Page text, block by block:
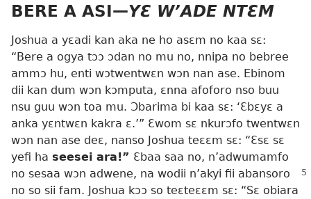
BERE A ASI​—YƐ W’ADE NTƐM
Joshua a yɛadi kan aka ne ho asɛm no kaa sɛ:
“Bere a ogya tɔɔ ɔdan no mu no, nnipa no bebree
ammɔ hu, enti wɔtwentwɛn wɔn nan ase. Ebinom
dii kan dum wɔn kɔmputa, ɛnna afoforo nso buu
nsu guu wɔn toa mu. Ɔbarima bi kaa sɛ: ‘Ɛbɛyɛ a
anka yɛntwɛn kakra ɛ.’” Ɛwom sɛ nkurɔfo twentwɛn
wɔn nan ase deɛ, nanso Joshua teɛɛm sɛ: “Ɛsɛ sɛ
yefi ha seesei ara!” Ɛbaa saa no, n’adwumamfo
no sesaa wɔn adwene, na wodii n’akyi fii abansoro
no so sii fam. Joshua kɔɔ so teɛteɛɛm sɛ: “Sɛ obiara